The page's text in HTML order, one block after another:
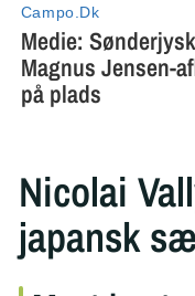
Nicolai
japansk